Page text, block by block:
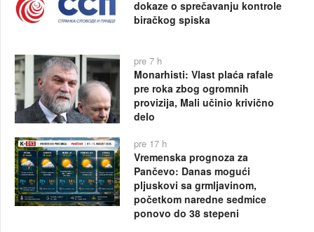
dokaze o sprečavanju kontrole
biračkog spiska
pre 7 h
Monarhisti: Vlast plaća rafale
pre roka zbog ogromnih
provizija, Mali učinio krivično
delo
pre 17 h
Vremenska prognoza za
Pančevo: Danas mogući
pljuskovi sa grmljavinom,
početkom naredne sedmice
ponovo do 38 stepeni